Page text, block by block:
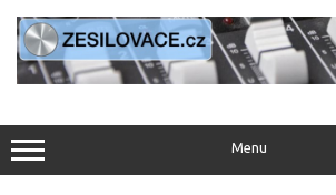
content
Menu